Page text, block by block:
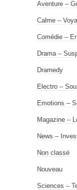
Aventure –
Calme –
Comédie –
Drama –
Dramedy
Electro –
Emotions –
Magazine –
News –
Non classé
Nouveau
Sciences –